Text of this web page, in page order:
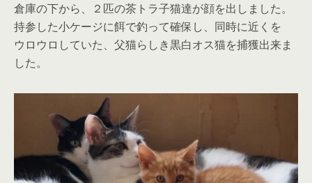
倉庫の下から、２匹の茶トラ子猫達が顔を出しました。
持参した小ケージに餌で釣って確保し、同時に近くを
ウロウロしていた、父猫らしき黒白オス猫を捕獲出来ま
した。